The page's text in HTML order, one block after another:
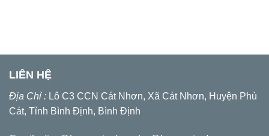
LIÊN HỆ
Địa Chỉ : Lô C3 CCN Cát Nhơn, Xã Cát Nhơn, Huyện Phù
Cát, Tỉnh Bình Định, Bình Định